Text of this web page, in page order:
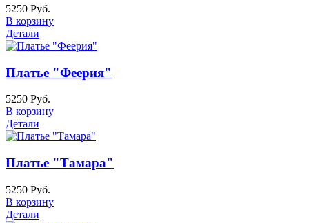
5250 Руб.
В корзину
Детали
Платье "Феерия"
5250 Руб.
В корзину
Детали
Платье "Тамара"
5250 Руб.
В корзину
Детали